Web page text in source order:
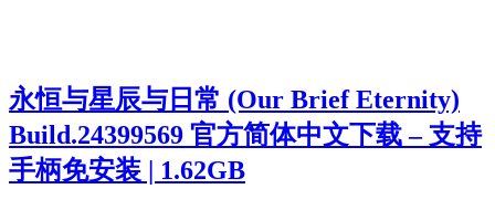
永恒与星辰与日常 (Our Brief Eternity)
Build.24399569 官方简体中文下载 – 支持
手柄免安装 | 1.62GB